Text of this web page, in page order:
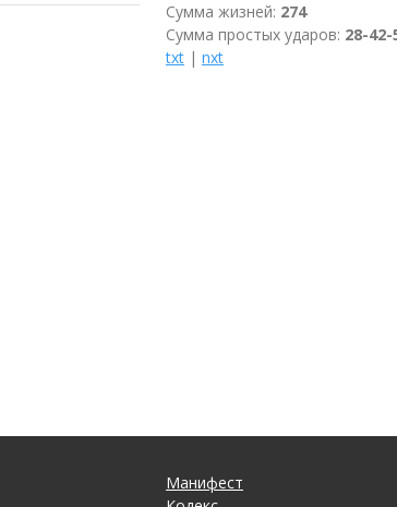
Сумма жизней: 274
Сумма простых ударов: 28-42-
txt | nxt
Манифест